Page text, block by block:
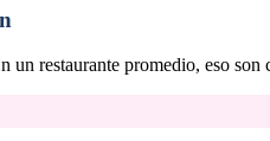
un restaurante promedio, eso